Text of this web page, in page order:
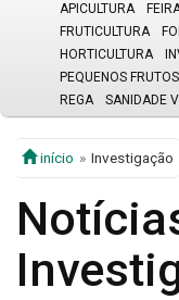
APICULTURA
FRUTICULTURA
HORTICULTURA
PEQUENOS FRUTOS
REGA
SANIDADE
início Investigação